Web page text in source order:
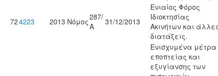
724223 2013 Νόμος287/
Α
31/12/2013
Ενιαίος Φόρος
Ιδιοκτησίας
Ακινήτων και
διατάξεις.
Ενισχυμένα μέτρα
εποπτείας και
εξυγίανσης των